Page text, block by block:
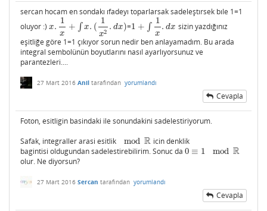
sercan hocam en sondakı ıfadeyı toparlarsak sadeleştırsek bıle 1=1
oluyor :) x.
1
x
+ ∫ x. (
1
x2
. dx)
x.1 x+ x.( 1x2.dx ) =1 + ∫
1
x
. dx
1 +∫1 x. dx
sizin yazdığınız
eşitliğe göre 1=1 çıkıyor sorun nedir ben anlayamadım. Bu arada
integral sembolünün boyutlarını nasıl ayarlıyorsunuz ve
parantezleri....
27 Mart 2016 Anil tarafından yorumlandı
Cevapla
Foton, esitligin basindaki ile sonundakini sadelestiriyorum.
Safak, integraller arasi esitlik
mod R
modR
icin denklik
bagintisi oldugundan sadelestirebilirim. Sonuc da 0 ≡ 1 mod R
0 ≡1mod R
olur. Ne diyorsun?
27 Mart 2016 Sercan tarafından yorumlandı
Cevapla